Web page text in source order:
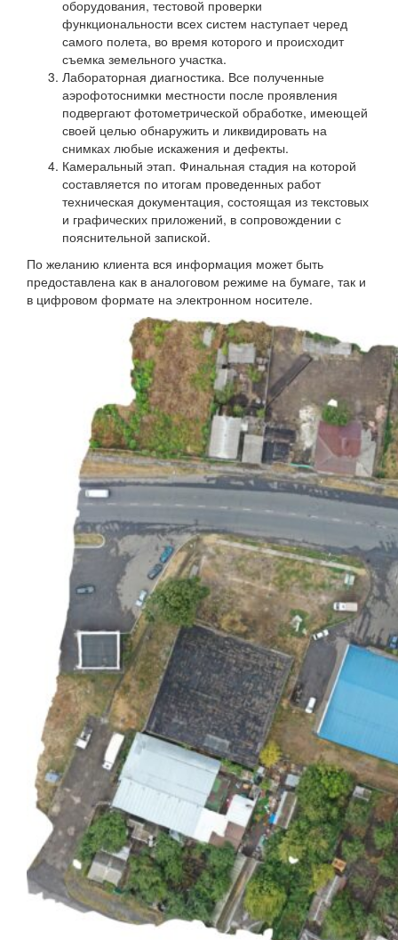
оборудования, тестовой проверки
функциональности всех систем наступает черед
самого полета, во время которого и происходит
съемка земельного участка.
Лабораторная диагностика. Все полученные
аэрофотоснимки местности после проявления
подвергают фотометрической обработке, имеющей
своей целью обнаружить и ликвидировать на
снимках любые искажения и дефекты.
Камеральный этап. Финальная стадия на которой
составляется по итогам проведенных работ
техническая документация, состоящая из текстовых
и графических приложений, в сопровождении с
пояснительной запиской.
По желанию клиента вся информация может быть
предоставлена как в аналоговом режиме на бумаге, так и
в цифровом формате на электронном носителе.